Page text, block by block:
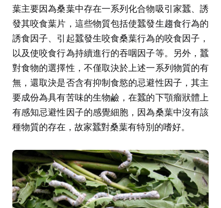
葉主要因為桑葉中存在一系列化合物吸引家蠶、誘
發其咬食葉片，這些物質包括使蠶發生趨食行為的
誘食因子、引起蠶發生咬食桑葉行為的咬食因子，
以及使咬食行為持續進行的吞咽因子等。另外，蠶
對食物的選擇性，不僅取決於上述一系列物質的有
無，還取決是否含有抑制食慾的忌避性因子，其主
要成份為具有苦味的生物鹼，在蠶的下顎瘤狀體上
有感知忌避性因子的感覺細胞，因為桑葉中沒有該
種物質的存在，故家蠶對桑葉有特別的嗜好。